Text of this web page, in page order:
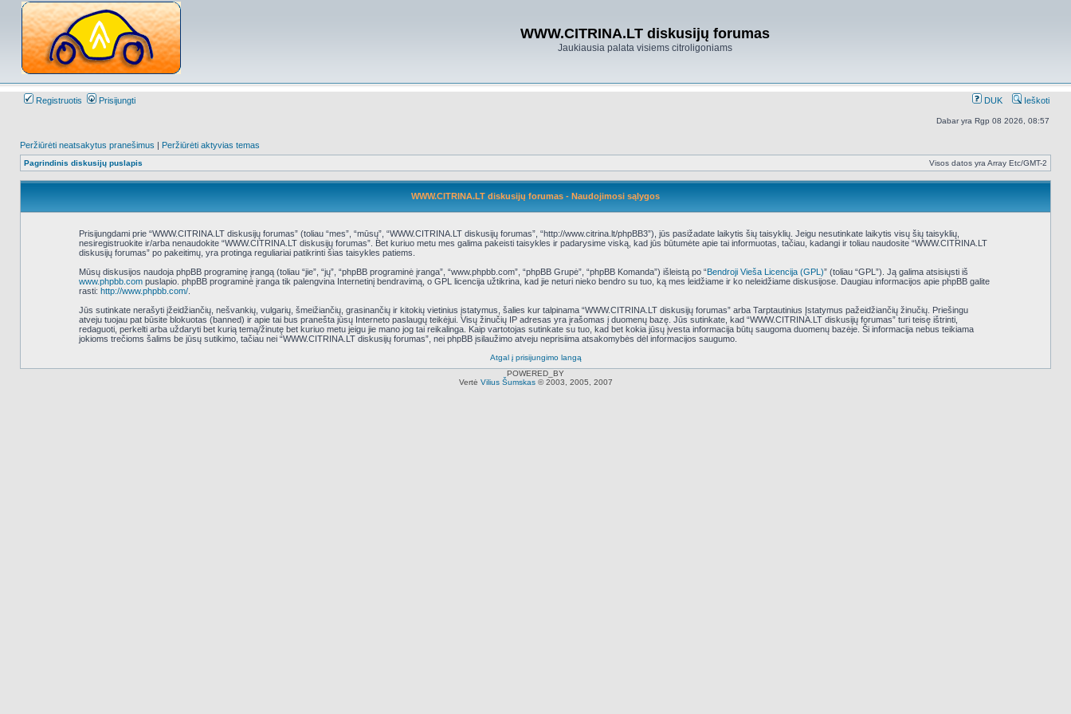
WWW.CITRINA.LT diskusijų forumas
Jaukiausia palata visiems citroligoniams
Registruotis Prisijungti DUK Ieškoti
Dabar yra Rgp 08 2026, 08:57
Peržiūrėti neatsakytus pranešimus | Peržiūrėti aktyvias temas
Pagrindinis diskusijų puslapis Visos datos yra Array Etc/GMT-2
WWW.CITRINA.LT diskusijų forumas - Naudojimosi sąlygos
Prisijungdami prie “WWW.CITRINA.LT diskusijų forumas” (toliau “mes”, “mūsų”, “WWW.CITRINA.LT diskusijų forumas”, “http://www.citrina.lt/phpBB3”), jūs pasižadate laikytis šių taisyklių. Jeigu nesutinkate laikytis visų šių taisyklių,
nesiregistruokite ir/arba nenaudokite “WWW.CITRINA.LT diskusijų forumas”. Bet kuriuo metu mes galima pakeisti taisykles ir padarysime viską, kad jūs būtumėte apie tai informuotas, tačiau, kadangi ir toliau naudosite “WWW.CITRINA.LT
diskusijų forumas” po pakeitimų, yra protinga reguliariai patikrinti šias taisykles patiems.
Mūsų diskusijos naudoja phpBB programinę įrangą (toliau “jie”, “jų”, “phpBB programinė įranga”, “www.phpbb.com”, “phpBB Grupė”, “phpBB Komanda”) išleistą po “Bendroji Vieša Licencija (GPL)” (toliau “GPL”). Ją galima atsisiųsti iš
www.phpbb.compuslapio. phpBB programinė įranga tik palengvina Internetinį bendravimą, o GPL licencija užtikrina, kad jie neturi nieko bendro su tuo, ką mes leidžiame ir ko neleidžiame diskusijose. Daugiau informacijos apie phpBB galite
rasti: http://www.phpbb.com/.
Jūs sutinkate nerašyti įžeidžiančių, nešvankių, vulgarių, šmeižiančių, grasinančių ir kitokių vietinius įstatymus, šalies kur talpinama “WWW.CITRINA.LT diskusijų forumas” arba Tarptautinius Įstatymus pažeidžiančių žinučių. Priešingu
atveju tuojau pat būsite blokuotas (banned) ir apie tai bus pranešta jūsų Interneto paslaugų teikėjui. Visų žinučių IP adresas yra įrašomas į duomenų bazę. Jūs sutinkate, kad “WWW.CITRINA.LT diskusijų forumas” turi teisę ištrinti,
redaguoti, perkelti arba uždaryti bet kurią temą/žinutę bet kuriuo metu jeigu jie mano jog tai reikalinga. Kaip vartotojas sutinkate su tuo, kad bet kokia jūsų įvesta informacija būtų saugoma duomenų bazėje. Ši informacija nebus teikiama
jokioms trečioms šalims be jūsų sutikimo, tačiau nei “WWW.CITRINA.LT diskusijų forumas”, nei phpBB įsilaužimo atveju neprisiima atsakomybės dėl informacijos saugumo.
Atgal į prisijungimo langą
POWERED_BY
Vertė Vilius Šumskas© 2003, 2005, 2007